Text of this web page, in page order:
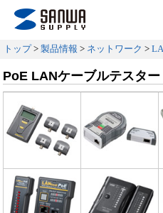
トップ > 製品情報 > ネットワーク >
PoE LANケーブルテスタ